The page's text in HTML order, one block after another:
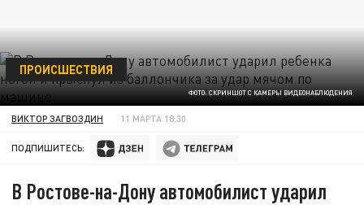
ФОТО: СКРИНШОТ С КАМЕРЫ ВИДЕОНАБЛЮДЕНИЯ
ПРОИСШЕСТВИЯ
ВИКТОР ЗАГВОЗДИН 11 МАРТА 18:30
ПОДПИШИТЕСЬ:
В Ростове-на-Дону автомобилист ударил